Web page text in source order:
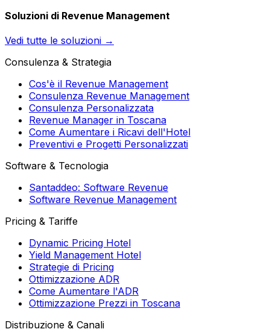
Soluzioni di Revenue Management
Vedi tutte le soluzioni →
Consulenza & Strategia
Cos'è il Revenue Management
Consulenza Revenue Management
Consulenza Personalizzata
Revenue Manager in Toscana
Come Aumentare i Ricavi dell'Hotel
Preventivi e Progetti Personalizzati
Software & Tecnologia
Santaddeo: Software Revenue
Software Revenue Management
Pricing & Tariffe
Dynamic Pricing Hotel
Yield Management Hotel
Strategie di Pricing
Ottimizzazione ADR
Come Aumentare l'ADR
Ottimizzazione Prezzi in Toscana
Distribuzione & Canali